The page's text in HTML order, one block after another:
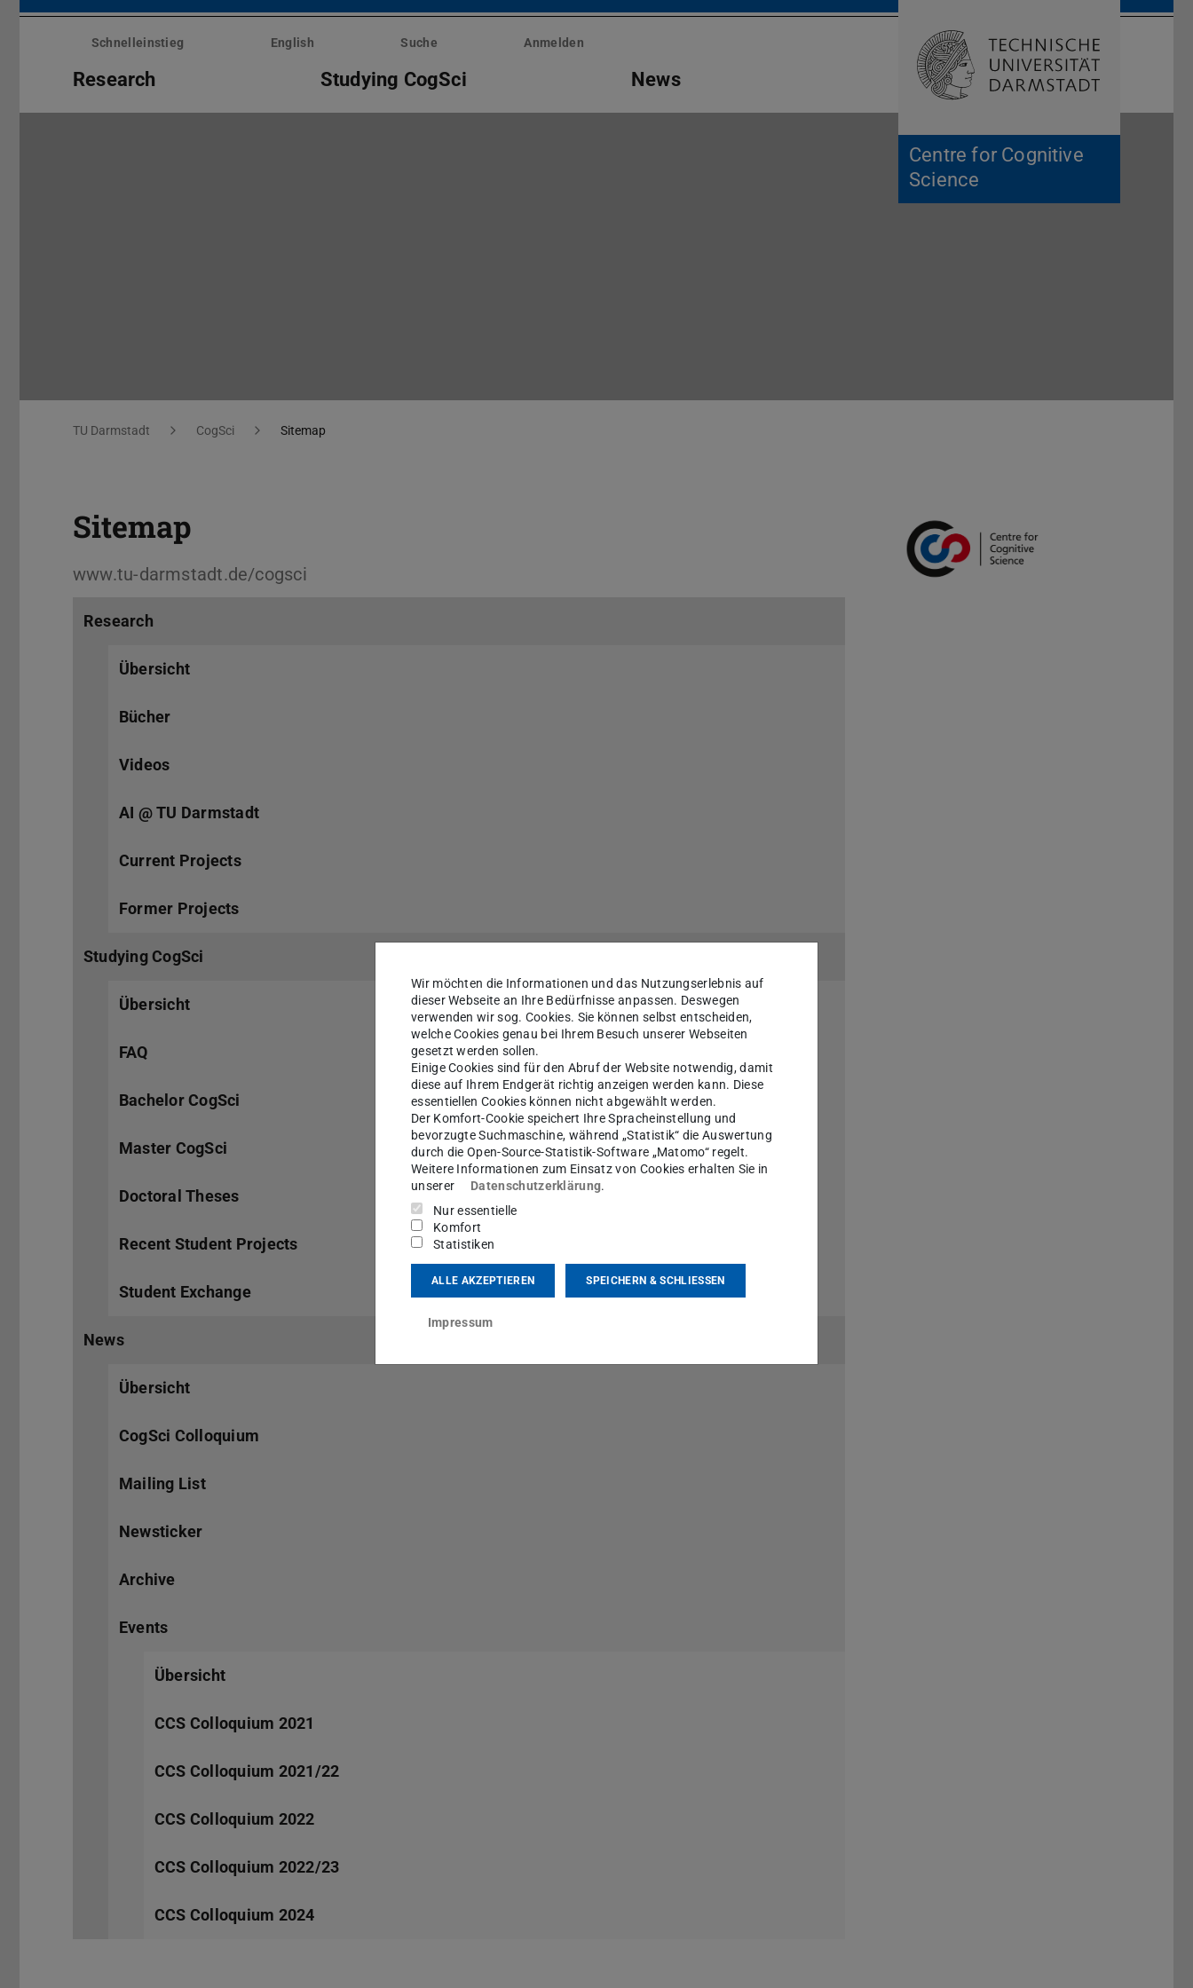
Menü
überspringen
Centre for Cognitive
Science
Schnelleinstieg English Suche Anmelden
Research Studying CogSci News Suche öffnen
Sie befinden sich hier:
TU Darmstadt CogSci Sitemap
Sitemap
www.tu-darmstadt.de/cogsci
Research
Übersicht
Bücher
Videos
AI @ TU Darmstadt
Current Projects
Former Projects
Studying CogSci
Übersicht
FAQ
Bachelor CogSci
Master CogSci
Doctoral Theses
Recent Student Projects
Student Exchange
News
Übersicht
CogSci Colloquium
Mailing List
Newsticker
Archive
Events
Übersicht
CCS Colloquium 2021
CCS Colloquium 2021/22
CCS Colloquium 2022
CCS Colloquium 2022/23
CCS Colloquium 2024
Wir möchten die Informationen und das Nutzungserlebnis auf
dieser Webseite an Ihre Bedürfnisse anpassen. Deswegen
verwenden wir sog. Cookies. Sie können selbst entscheiden,
welche Cookies genau bei Ihrem Besuch unserer Webseiten
gesetzt werden sollen.
Einige Cookies sind für den Abruf der Website notwendig, damit
diese auf Ihrem Endgerät richtig anzeigen werden kann. Diese
essentiellen Cookies können nicht abgewählt werden.
Der Komfort-Cookie speichert Ihre Spracheinstellung und
bevorzugte Suchmaschine, während „Statistik“ die Auswertung
durch die Open-Source-Statistik-Software „Matomo“ regelt.
Weitere Informationen zum Einsatz von Cookies erhalten Sie in
unserer
Datenschutzerklärung.
Nur essentielle
Komfort
Statistiken
ALLE AKZEPTIEREN SPEICHERN & SCHLIESSEN
Impressum